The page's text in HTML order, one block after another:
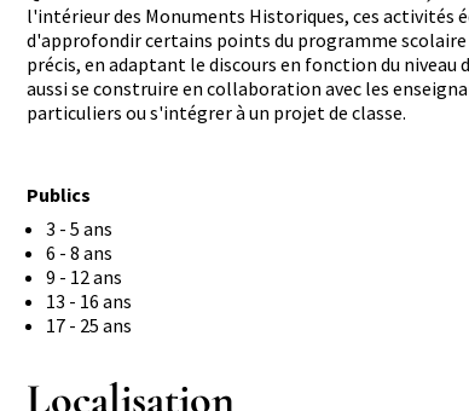
l'intérieur des Monuments Historiques, ces activités
d'approfondir certains points du programme scolaire
précis, en adaptant le discours en fonction du niveau
aussi se construire en collaboration avec les
particuliers ou s'intégrer à un projet de classe.
Public
Publics
Activités
de
0
à
2
Activités
de
3
à
5
3 - 5 ans
Activités
de
6
à
6 - 8 ans
Activités
de
9
ans
9 - 12 ans
Activités
de
13 - 16 ans
Activités
17 - 25 ans
Localisation